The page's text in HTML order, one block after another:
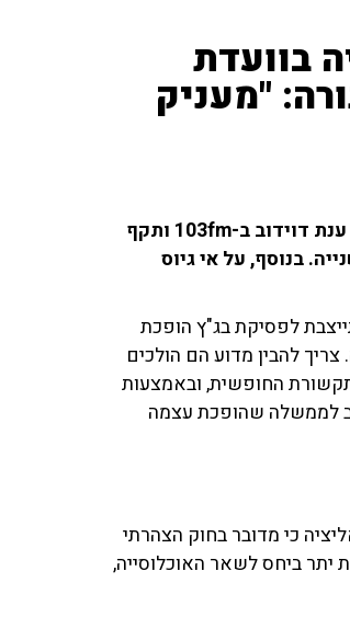
בוועדת
"מעניק
ח''כ ולדימיר בליאק (ביחד) מרכז האופוזיציה בוועדת הכספים, שוחח עם ענת דוידוב ב-103fm ותקף
בנוסף, על אי גיוס
לפסיקת בג"ץ הופכת
להבין מדוע הם הולכים
החופשית, ובאמצעות
לממשלה שהופכת עצמה
כי מדובר בחוק הצהרתי
ביחס לשאר האוכלוסייה,